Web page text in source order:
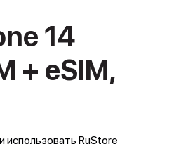
14
+ eSIM,
RuStore